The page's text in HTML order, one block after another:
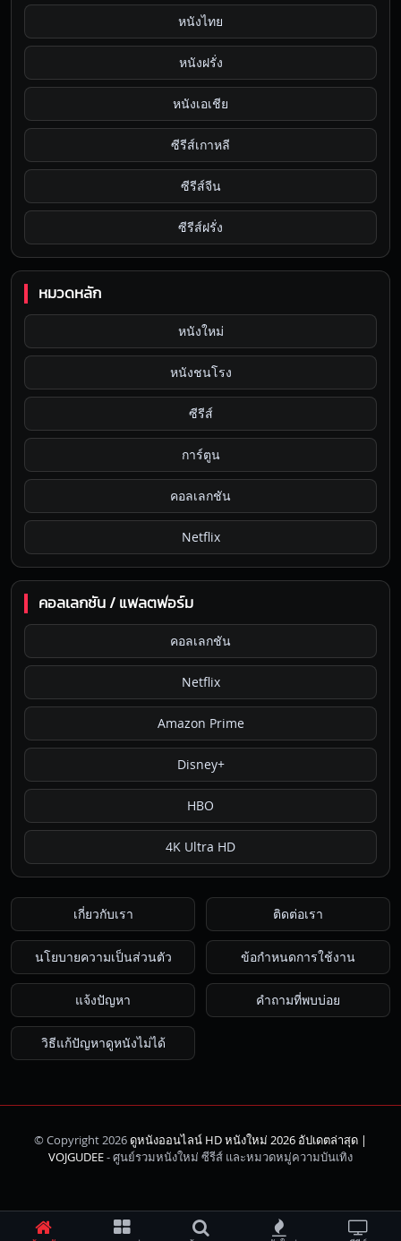
หนังไทย
หนังฝรั่ง
หนังเอเชีย
ซีรีส์เกาหลี
ซีรีส์จีน
ซีรีส์ฝรั่ง
หมวดหลัก
หนังใหม่
หนังชนโรง
ซีรีส์
การ์ตูน
คอลเลกชัน
Netflix
คอลเลกชัน / แพลตฟอร์ม
คอลเลกชัน
Netflix
Amazon Prime
Disney+
HBO
4K Ultra HD
เกี่ยวกับเรา ติดต่อเรา
นโยบายความเป็นส่วนตัว ข้อกำหนดการใช้งาน
แจ้งปัญหา คำถามที่พบบ่อย
วิธีแก้ปัญหาดูหนังไม่ได้
© Copyright 2026ดูหนังออนไลน์ HD หนังใหม่ 2026 อัปเดตล่าสุด |
VOJGUDEE- ศูนย์รวมหนังใหม่ ซีรีส์ และหมวดหมู่ความบันเทิง
ค้นหา